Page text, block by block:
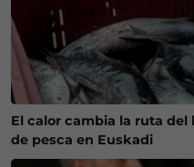
El calor cambia la ruta
de pesca en Euskadi